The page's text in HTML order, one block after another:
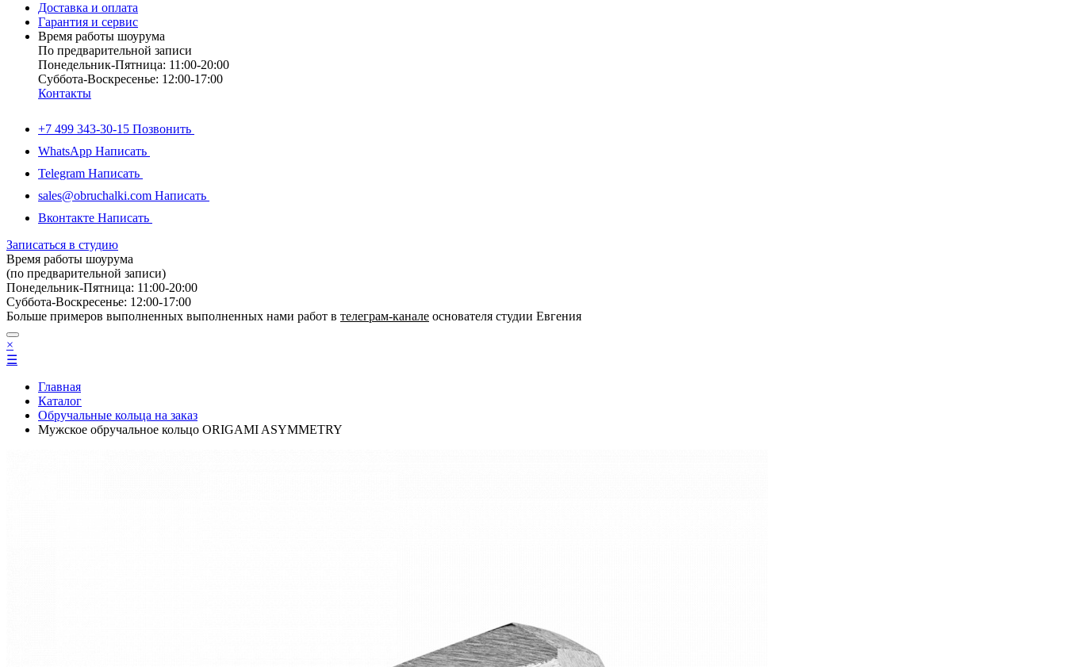
Доставка и оплата
Гарантия и сервис
Время работы шоурума
По предварительной записи
Понедельник-Пятница: 11:00-20:00
Суббота-Bоcкресенье: 12:00-17:00
Контакты
+7 499 343-30-15 Позвонить
WhatsApp Написать
Telegram Написать
sales@obruchalki.com Написать
Вконтакте Написать
Записаться в студию
Время работы шоурума
(по предварительной записи)
Понедельник-Пятница: 11:00-20:00
Суббота-Bоcкресенье: 12:00-17:00
Больше примеров выполненных выполненных нами работ в телеграм-канале основателя студии Евгения
×
☰
Главная
Каталог
Обручальные кольца на заказ
Мужское обручальное кольцо ORIGAMI ASYMMETRY